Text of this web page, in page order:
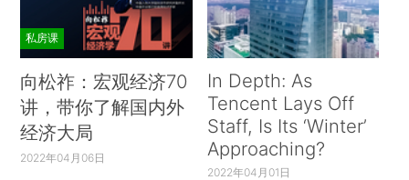
私房课
向松祚：宏观经济70
讲，带你了解国内外
经济大局
2022年04月06日
In Depth: As
Tencent Lays Off
Staff, Is Its ‘Winter’
Approaching?
2022年04月01日